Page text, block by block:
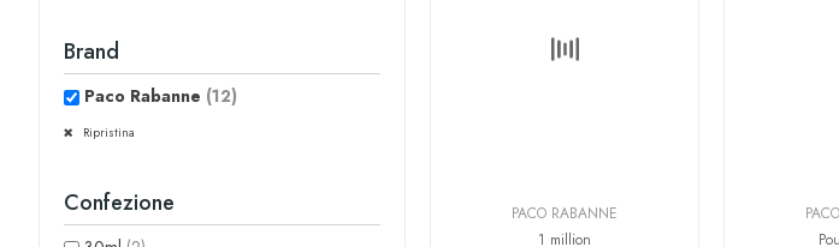
Brand
Paco Rabanne (12)
Ripristina
Confezione
PACO RABANNE
1 million